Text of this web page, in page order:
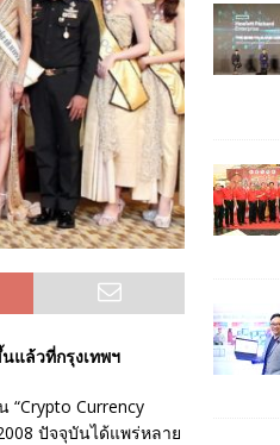
แล้วที่กรุงเทพฯ
Currency
ปัจจุบันได้แพร่หลาย